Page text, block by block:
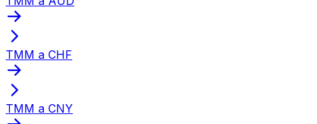
TMM a CHF
TMM a CNY